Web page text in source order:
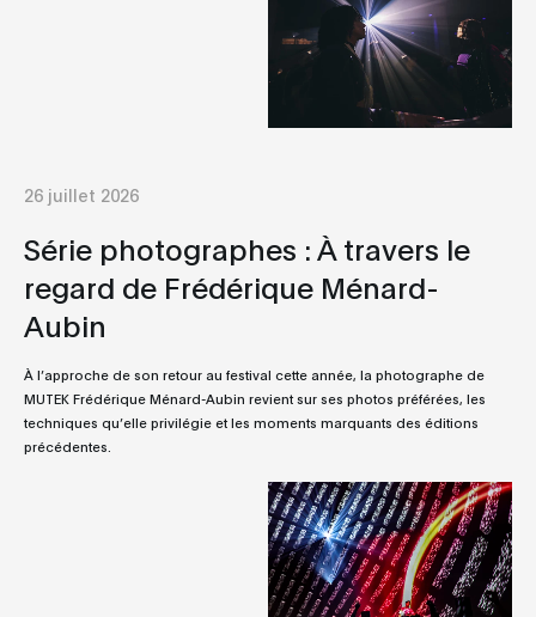
26 juillet 2026
Série photographes : À travers le
regard de Frédérique Ménard-
Aubin
À l’approche de son retour au festival cette année, la photographe de
MUTEK Frédérique Ménard-Aubin revient sur ses photos préférées, les
techniques qu’elle privilégie et les moments marquants des éditions
précédentes.